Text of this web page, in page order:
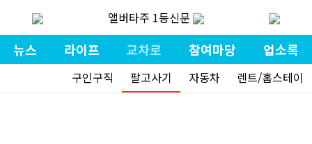
앨버타주 1등신문
뉴스 라이프 교차로 참여마당 업소록
구인구직 팔고사기 자동차 렌트/홈스테이